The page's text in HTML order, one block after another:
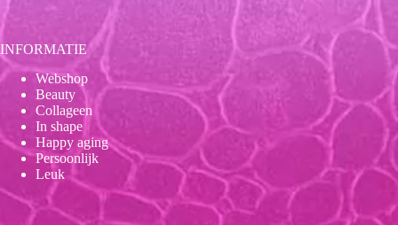
INFORMATIE
Webshop
Beauty
Collageen
In shape
Happy aging
Persoonlijk
Leuk